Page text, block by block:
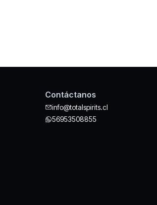
Contáctanos
info@totalspirits.cl
56953508855